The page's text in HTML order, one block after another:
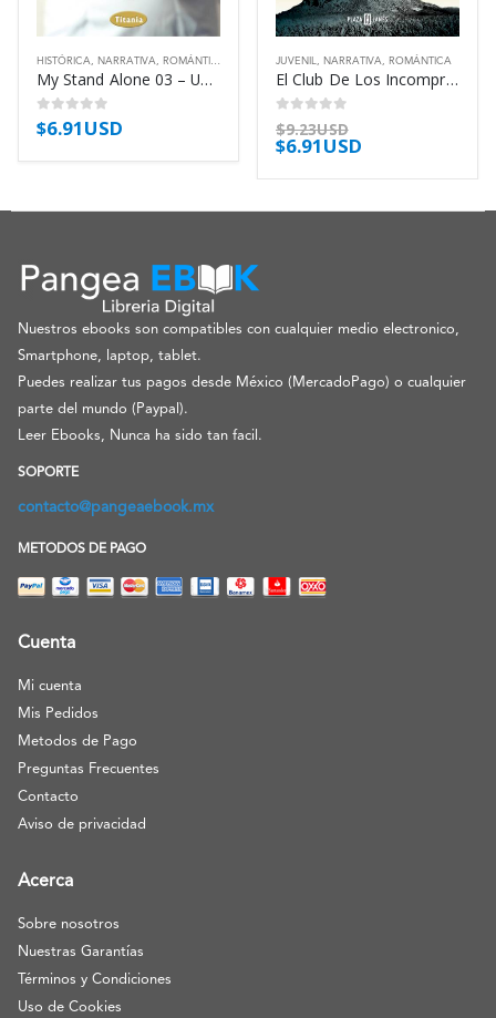
HISTÓRICA, NARRATIVA, ROMÁNTICA
My Stand Alone 03 – Un Secreto Peligroso – Dodd Christina
0out of 5
$6.91USD
JUVENIL, NARRATIVA, ROMÁNTICA
El Club De Los Incomprendidos 01 – Buenos – Jeans Blue
0out of 5
$9.23USD
$6.91USD
Nuestros ebooks son compatibles con cualquier medio electronico,
Smartphone, laptop, tablet.
Puedes realizar tus pagos desde México (MercadoPago) o cualquier
parte del mundo (Paypal).
Leer Ebooks, Nunca ha sido tan facil.
SOPORTE
contacto@pangeaebook.mx
METODOS DE PAGO
Cuenta
Mi cuenta
Mis Pedidos
Metodos de Pago
Preguntas Frecuentes
Contacto
Aviso de privacidad
Acerca
Sobre nosotros
Nuestras Garantías
Términos y Condiciones
Uso de Cookies